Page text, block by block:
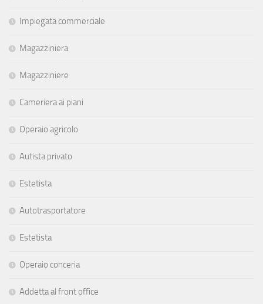
Impiegata commerciale
Magazziniera
Magazziniere
Cameriera ai piani
Operaio agricolo
Autista privato
Estetista
Autotrasportatore
Estetista
Operaio conceria
Addetta al front office